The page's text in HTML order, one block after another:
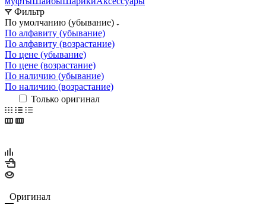
Фильтр
По умолчанию (убывание)
По алфавиту (убывание)
По алфавиту (возрастание)
По цене (убывание)
По цене (возрастание)
По наличию (убывание)
По наличию (возрастание)
Только оригинал
Оригинал